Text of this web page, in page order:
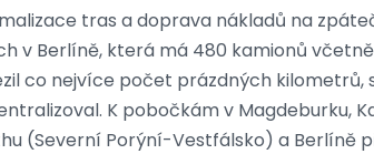
tras a doprava nákladů na
v Berlíně, která má 480 kamionů
co nejvíce počet prázdných kilometrů,
K pobočkám v Magdeburku,
(Severní Porýní-Vestfálsko) a Berlíně